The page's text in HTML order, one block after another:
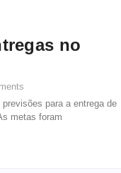
no
para a entrega de
metas foram